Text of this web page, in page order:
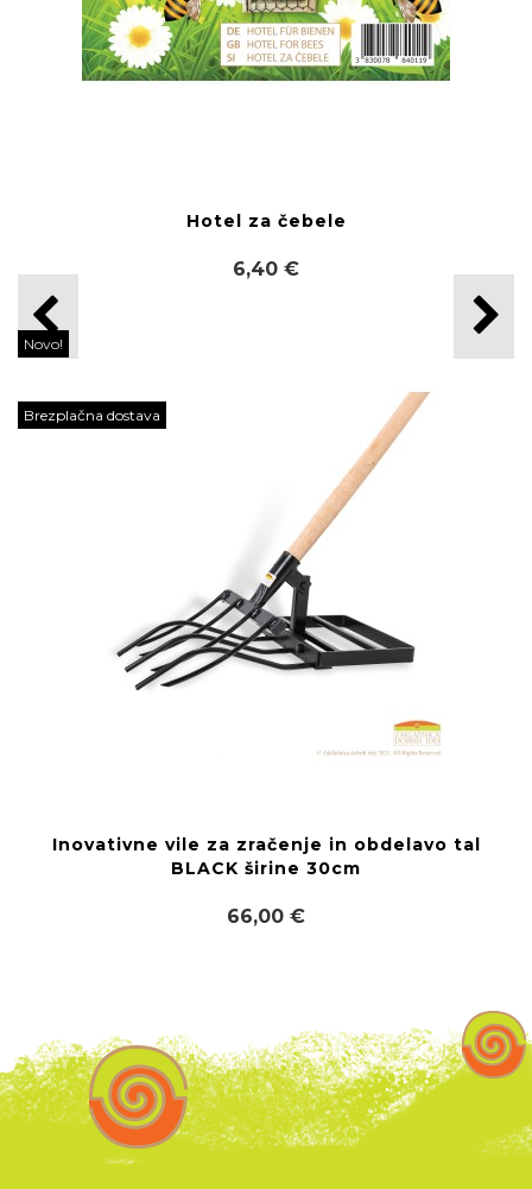
Hotel za čebele
6,40 €
Novo!
Brezplačna dostava
Inovativne vile za zračenje in obdelavo tal
BLACK širine 30cm
66,00 €